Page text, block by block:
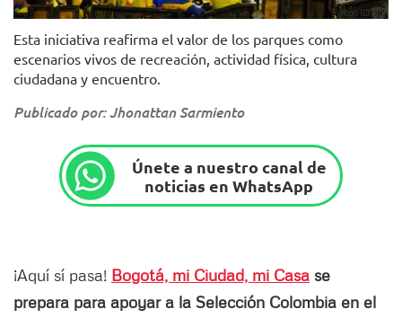
Foto: IDRD.
Esta iniciativa reafirma el valor de los parques como
escenarios vivos de recreación, actividad física, cultura
ciudadana y encuentro.
Publicado por: Jhonattan Sarmiento
Únete a nuestro canal de
noticias en WhatsApp
¡Aquí sí pasa! Bogotá, mi Ciudad, mi Casa se
prepara para apoyar a la Selección Colombia en el